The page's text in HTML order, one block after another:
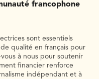
francophone
sont essentiels
qualité en français pour
à nous pour soutenir
financier renforce
indépendant et à